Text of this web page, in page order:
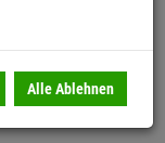
Montageständer
Beleuchtung
Alle Ablehnen